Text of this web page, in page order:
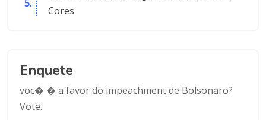
Cores
Enquete
voc� � a favor do impeachment de Bolsonaro?
Vote.